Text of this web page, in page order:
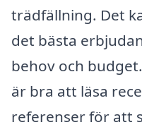
trädfällning. Det
det bästa
behov och
är bra att läsa
referenser för att